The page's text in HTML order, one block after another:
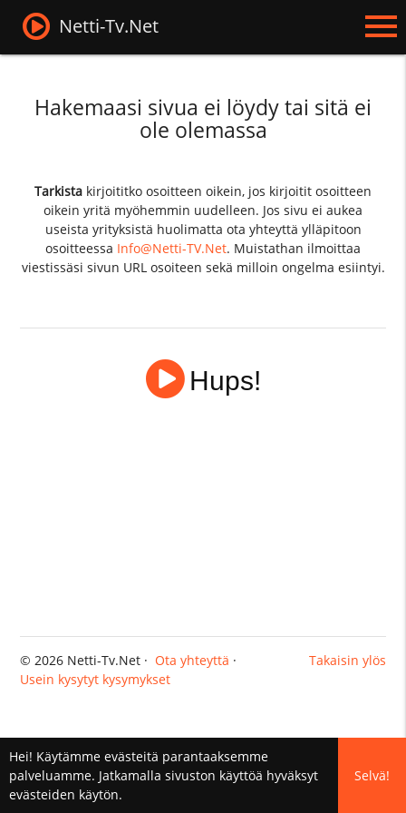
Netti-Tv.Net
Hakemaasi sivua ei löydy tai sitä ei
ole olemassa
Tarkista kirjoititko osoitteen oikein, jos kirjoitit osoitteen
oikein yritä myöhemmin uudelleen. Jos sivu ei aukea
useista yrityksistä huolimatta ota yhteyttä ylläpitoon
osoitteessa Info@Netti-TV.Net. Muistathan ilmoittaa
viestissäsi sivun URL osoiteen sekä milloin ongelma esiintyi.
Hups!
Takaisin ylös
© 2026 Netti-Tv.Net ·Ota yhteyttä ·
Usein kysytyt kysymykset
Hei! Käytämme evästeitä parantaaksemme
palveluamme. Jatkamalla sivuston käyttöä hyväksyt
evästeiden käytön.
Selvä!